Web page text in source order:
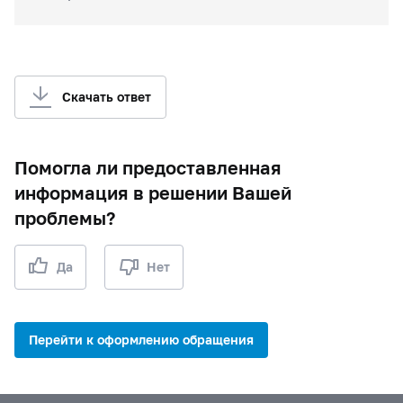
Скачать ответ
Помогла ли предоставленная
информация в решении Вашей
проблемы?
Да Нет
Перейти к оформлению обращения